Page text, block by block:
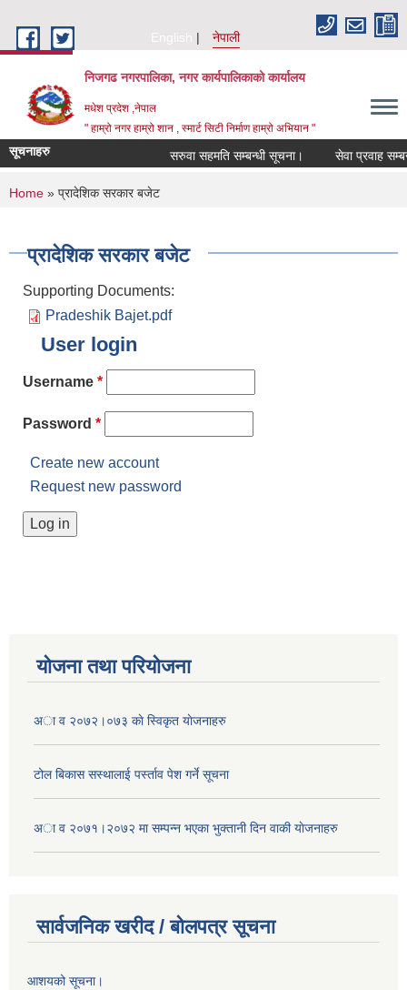
English
नेपाली
निजगढ नगरपालिका, नगर कार्यपालिकाको कार्यालय
मधेश प्रदेश ,नेपाल
" हाम्रो नगर हाम्रो शान , स्मार्ट सिटी निर्माण हाम्रो अभियान "
सूचनाहरु सरुवा सहमति सम्बन्धी सूचना। सेवा प्रवाह
You are here
Home » प्रादेशिक सरकार बजेट
प्रादेशिक सरकार बजेट
Supporting Documents:
Pradeshik Bajet.pdf
User login
Username *
Password *
Create new account
Request new password
योजना तथा परियोजना
अा व २०७२।०७३ काे स्विकृत याेजनाहरु
टोल बिकास स‌स्थालाई प‌र्स्ताव पेश गर्ने सूचना
अा‍ व २०७१।२०७२ मा सम्पन्न भएका भुक्तानी दिन वा‌की याेजनाहरु
सार्वजनिक खरीद / बोलपत्र सूचना
आशयको सूचना।